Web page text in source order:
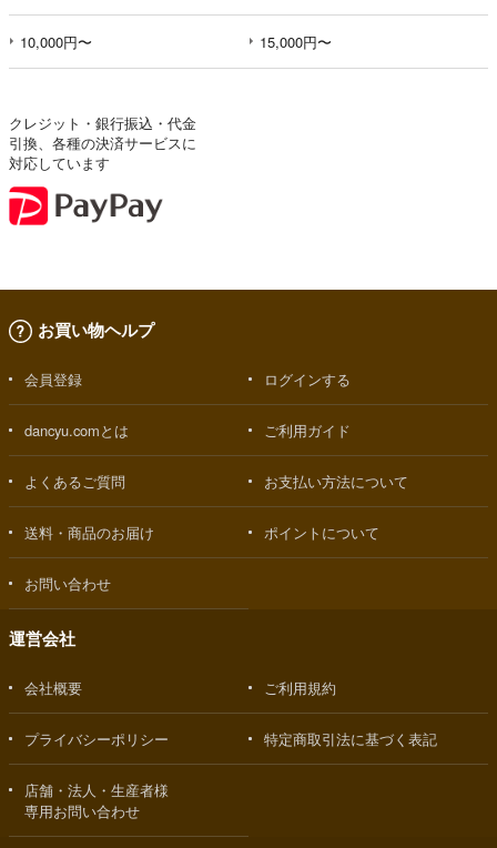
10,000円〜 15,000円〜
クレジット・銀行振込・代金
引換、各種の決済サービスに
対応しています
お買い物ヘルプ
会員登録 ログインする
dancyu.comとは ご利用ガイド
よくあるご質問 お支払い方法について
送料・商品のお届け ポイントについて
お問い合わせ
運営会社
会社概要 ご利用規約
プライバシーポリシー 特定商取引法に基づく表記
店舗・法人・生産者様
専用お問い合わせ